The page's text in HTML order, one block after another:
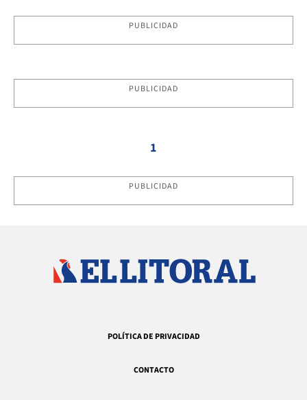
PUBLICIDAD
PUBLICIDAD
1
PUBLICIDAD
POLÍTICA DE PRIVACIDAD
CONTACTO